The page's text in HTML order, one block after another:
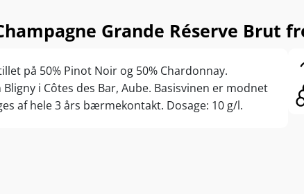
Grande Réserve Brut
på 50% Pinot Noir og 50% Chardonnay.
i Côtes des Bar, Aube. Basisvinen er modnet
af hele 3 års bærmekontakt. Dosage: 10 g/l.